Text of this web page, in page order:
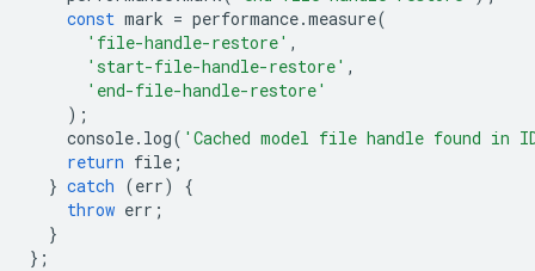
const mark = performance.measure(
'file-handle-restore' ,
'start-file-handle-restore' ,
'end-file-handle-restore'
);
console. log( 'Cached model file handle found in
return file ;
} catch (err)
{
throw err ;
}
};